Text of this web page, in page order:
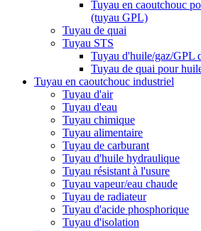
Tuyau en caoutchouc
(tuyau GPL)
Tuyau de quai
Tuyau STS
Tuyau d'huile/gaz/GPL
Tuyau de quai pour
Tuyau en caoutchouc industriel
Tuyau d'air
Tuyau d'eau
Tuyau chimique
Tuyau alimentaire
Tuyau de carburant
Tuyau d'huile hydraulique
Tuyau résistant à l'usure
Tuyau vapeur/eau chaude
Tuyau de radiateur
Tuyau d'acide phosphorique
Tuyau d'isolation